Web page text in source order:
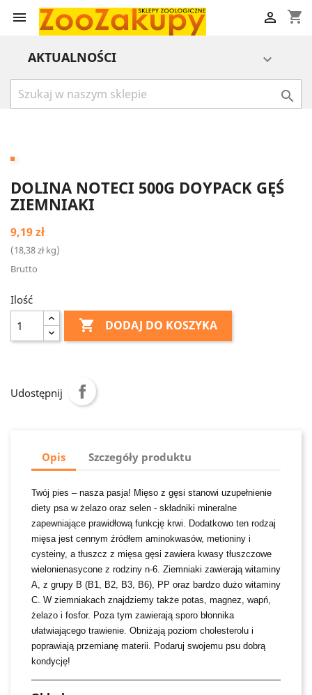
 shopping_cart

AKTUALNOŚCI 

DOLINA NOTECI 500G DOYPACK GĘŚ
ZIEMNIAKI
9,19 zł
(18,38 zł kg)
Brutto
Ilość
 DODAJ DO KOSZYKA
Udostępnij
Opis Szczegóły produktu
Twój pies – nasza pasja! Mięso z gęsi stanowi uzupełnienie
diety psa w żelazo oraz selen - składniki mineralne
zapewniające prawidłową funkcję krwi. Dodatkowo ten rodzaj
mięsa jest cennym źródłem aminokwasów, metioniny i
cysteiny, a tłuszcz z mięsa gęsi zawiera kwasy tłuszczowe
wielonienasycone z rodziny n-6. Ziemniaki zawierają witaminy
A, z grupy B (B1, B2, B3, B6), PP oraz bardzo dużo witaminy
C. W ziemniakach znajdziemy także potas, magnez, wapń,
żelazo i fosfor. Poza tym zawierają sporo błonnika
ułatwiającego trawienie. Obniżają poziom cholesterolu i
poprawiają przemianę materii. Podaruj swojemu psu dobrą
kondycję!